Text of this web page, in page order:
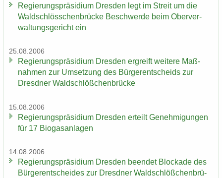
Re­gie­rungs­prä­si­di­um Dres­den legt im Streit um die
Wald­schlöss­chen­brü­cke Be­schwer­de beim Ober­ver­
wal­tungs­ge­richt ein
25.08.2006
Re­gie­rungs­prä­si­di­um Dres­den er­greift wei­te­re Maß­
nah­men zur Um­set­zung des Bür­ger­ent­scheids zur
Dresd­ner Wald­schlöß­chen­brü­cke
15.08.2006
Re­gie­rungs­prä­si­di­um Dres­den er­teilt Ge­neh­mi­gun­gen
für 17 Bio­gas­an­la­gen
14.08.2006
Re­gie­rungs­prä­si­di­um Dres­den be­en­det Blo­cka­de des
Bür­ger­ent­schei­des zur Dresd­ner Wald­schlöß­chen­brü­